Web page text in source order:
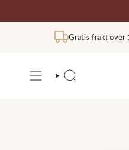
Gratis frakt over
SØK